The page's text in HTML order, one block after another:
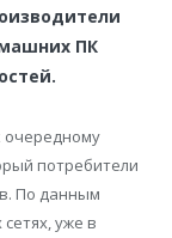
ПК
очередному
потребители
По данным
уже в